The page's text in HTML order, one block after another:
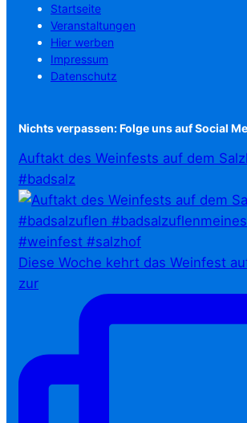
Startseite
Veranstaltungen
Hier werben
Impressum
Datenschutz
Nichts verpassen: Folge uns auf Social
Auftakt des Weinfests auf dem
#badsalz
Diese Woche kehrt das Weinfest
zur